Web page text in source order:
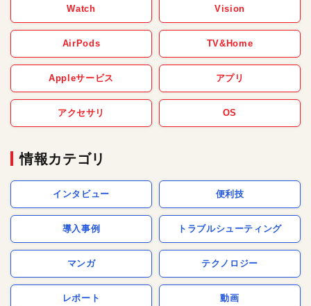
Watch Vision
AirPods TV&Home
Appleサービス アプリ
アクセサリ OS
情報カテゴリ
インタビュー 便利技
導入事例 トラブルシューティング
マンガ テクノロジー
レポート 動画